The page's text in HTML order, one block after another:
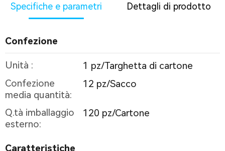
Specifiche e parametri Dettagli di prodotto
Confezione
Unità :
1 pz/Targhetta di cartone
Confezione
media quantità:
12 pz/Sacco
Q.tà imballaggio
esterno:
120 pz/Cartone
Caratteristiche